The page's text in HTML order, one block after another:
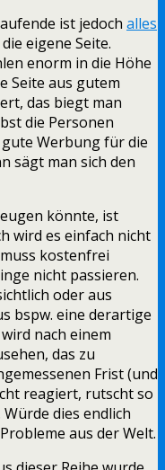
ist jedoch alles
eigene Seite.
enorm in die Höhe
Seite aus gutem
das biegt man
die Personen
Werbung für die
sägt man sich den
könnte, ist
wird es einfach nicht
kostenfrei
nicht passieren.
oder aus
bspw. eine derartige
nach einem
das zu
Frist (und
reagiert, rutscht so
dies endlich
aus der Welt.